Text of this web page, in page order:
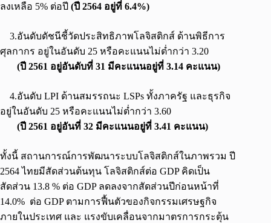
ลงเหลือ 5% ต่อปี (ปี 2564 อยู่ที่ 6.4%)
3.อันดับดัชนีชี้วัดประสิทธิภาพโลจิสติกส์ ด้านพิธีการ
ศุลกากร อยู่ในอันดับ 25 หรือคะแนนไม่ต่ำกว่า 3.20
(ปี 2561 อยู่อันดับที่ 31 มีคะแนนอยู่ที่ 3.14 คะแนน)
4.อันดับ LPI ด้านสมรรถนะ LSPs ทั้งภาครัฐ และธุรกิจ
อยู่ในอันดับ 25 หรือคะแนนไม่ต่ำกว่า 3.60
(ปี 2561 อยู่อันที่ 32 มีคะแนนอยู่ที่ 3.41 คะแนน)
ทั้งนี้ สถานการณ์การพัฒนาระบบโลจิสติกส์ในภาพรวม ปี
2564 ไทยมีสัดส่วนต้นทุน โลจิสติกส์ต่อ GDP คิดเป็น
สัดส่วน 13.8 % ต่อ GDP ลดลงจากสัดส่วนปีก่อนหน้าที่
14.0% ต่อ GDP ตามการฟื้นตัวของกิจกรรมเศรษฐกิจ
ภายในประเทศ และ แรงขับเคลื่อนจากมาตรการกระตุ้น